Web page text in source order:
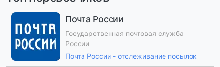
Почта России
Государственная почтовая служба
России
Почта России - отслеживание посылок